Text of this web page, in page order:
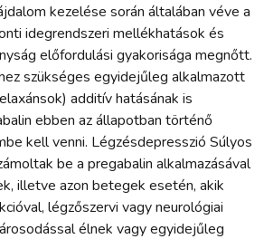
kezelése során általában véve a
idegrendszeri mellékhatások és
előfordulási gyakorisága megnőtt.
szükséges egyidejűleg alkalmazott
additív hatásának is
ebben az állapotban történő
kell venni. Légzésdepresszió Súlyos
be a pregabalin alkalmazásával
illetve azon betegek esetén, akik
légzőszervi vagy neurológiai
élnek vagy egyidejűleg